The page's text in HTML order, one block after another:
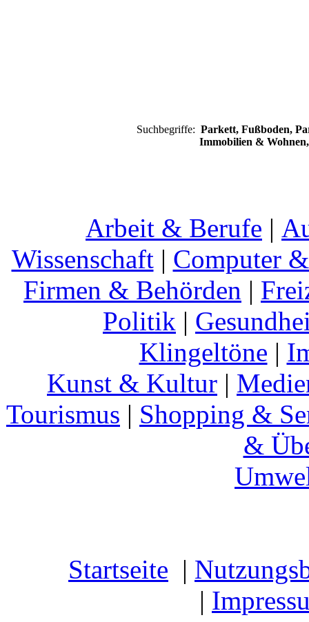
Suchbegriffe: Parkett, Fußboden,
Immobilien &
Arbeit & Berufe |
Wissenschaft| Computer
Firmen & Behörden |
Politik |
Klingeltöne |
Kunst & Kultur |
Tourismus | Shopping &
&
Startseite |
|